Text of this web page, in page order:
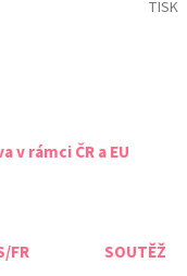
TISK
v rámci ČR a EU
FR SOUTĚŽ